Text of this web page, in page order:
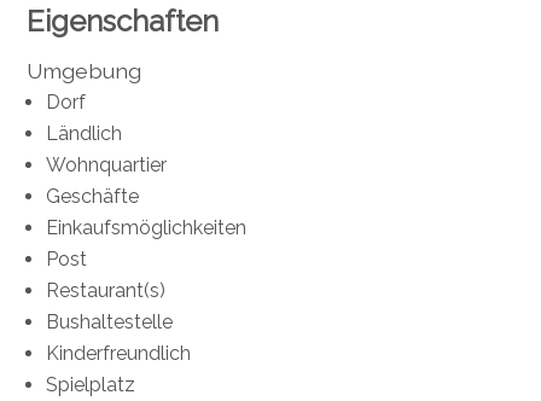
Eigenschaften
Umgebung
Dorf
Ländlich
Wohnquartier
Geschäfte
Einkaufsmöglichkeiten
Post
Restaurant(s)
Bushaltestelle
Kinderfreundlich
Spielplatz